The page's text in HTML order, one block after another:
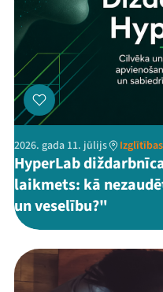
2026. gada 11. jūlijs
HyperLab
laikmets: kā
un veselību?"